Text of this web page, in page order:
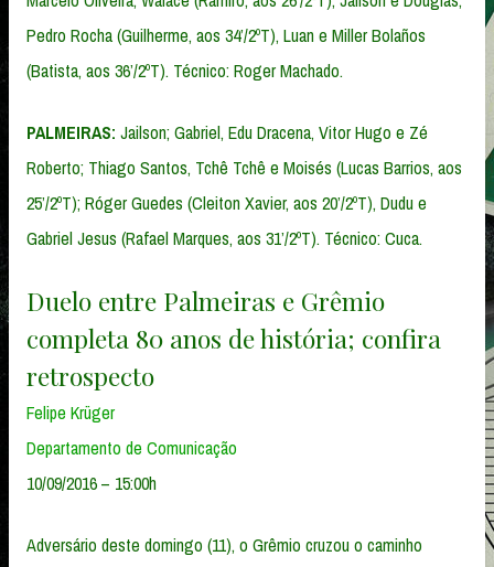
Pedro Rocha (Guilherme, aos 34’/2ºT), Luan e Miller Bolaños
(Batista, aos 36’/2ºT). Técnico: Roger Machado.
PALMEIRAS: Jailson; Gabriel, Edu Dracena, Vitor Hugo e Zé
Roberto; Thiago Santos, Tchê Tchê e Moisés (Lucas Barrios, aos
25’/2ºT); Róger Guedes (Cleiton Xavier, aos 20’/2ºT), Dudu e
Gabriel Jesus (Rafael Marques, aos 31’/2ºT). Técnico: Cuca.
Duelo entre Palmeiras e Grêmio
completa 80 anos de história; confira
retrospecto
Felipe Krüger
Departamento de Comunicação
10/09/2016 – 15:00h
Adversário deste domingo (11), o Grêmio cruzou o caminho